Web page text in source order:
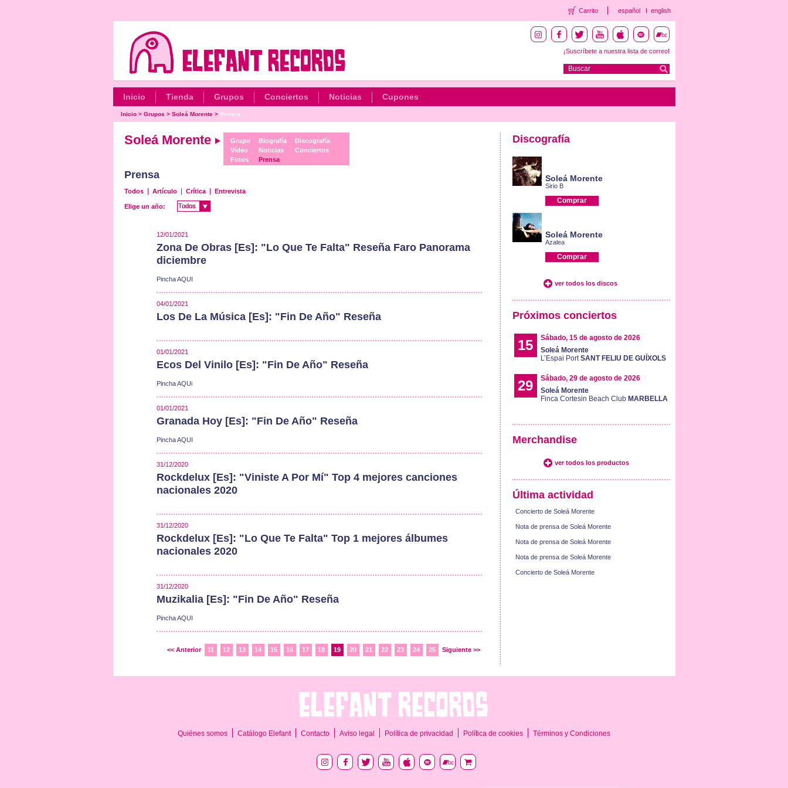
Carrito español english
¡Suscríbete a nuestra lista de correo!
Inicio Tienda Grupos Conciertos Noticias Cupones
Inicio> Grupos > Soleá Morente> Prensa
Soleá Morente
Grupo
Vídeo
Fotos
Biografía
Noticias
Prensa
Discografía
Conciertos
Prensa
Todos Artículo Crítica Entrevista
Elige un año: Todos
Todos
12/01/2021
Zona De Obras [Es]: "Lo Que Te Falta" Reseña Faro Panorama
diciembre
Pincha AQUI
04/01/2021
Los De La Música [Es]: "Fin De Año" Reseña
01/01/2021
Ecos Del Vinilo [Es]: "Fin De Año" Reseña
Pincha AQUi
01/01/2021
Granada Hoy [Es]: "Fin De Año" Reseña
Pincha AQUI
31/12/2020
Rockdelux [Es]: "Viniste A Por Mí" Top 4 mejores canciones
nacionales 2020
31/12/2020
Rockdelux [Es]: "Lo Que Te Falta" Top 1 mejores álbumes
nacionales 2020
31/12/2020
Muzikalia [Es]: "Fin De Año" Reseña
Pincha AQUI
<< Anterior 11 12 13 14 15 16 17 18 19 20 21 22 23 24 25 Siguiente >>
Discografía
Soleá Morente
Sirio B
Comprar
Soleá Morente
Azalea
Comprar
ver todos los discos
Próximos conciertos
15
Sábado, 15 de agosto de 2026
Soleá Morente
L’Espai PortSANT FELIU DE GUÍXOLS
29
Sábado, 29 de agosto de 2026
Soleá Morente
Finca Cortesin Beach Club MARBELLA
Merchandise
ver todos los productos
Última actividad
Concierto de Soleá Morente
Nota de prensa de Soleá Morente
Nota de prensa de Soleá Morente
Nota de prensa de Soleá Morente
Concierto de Soleá Morente
Quiénes somos Catálogo Elefant Contacto Aviso legal Política de privacidad Política de cookies Términos y Condiciones